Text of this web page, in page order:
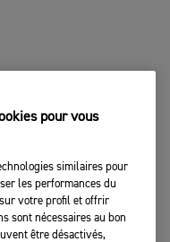
pour vous
similaires pour
les performances du
votre profil et offrir
sont nécessaires au bon
être désactivés,